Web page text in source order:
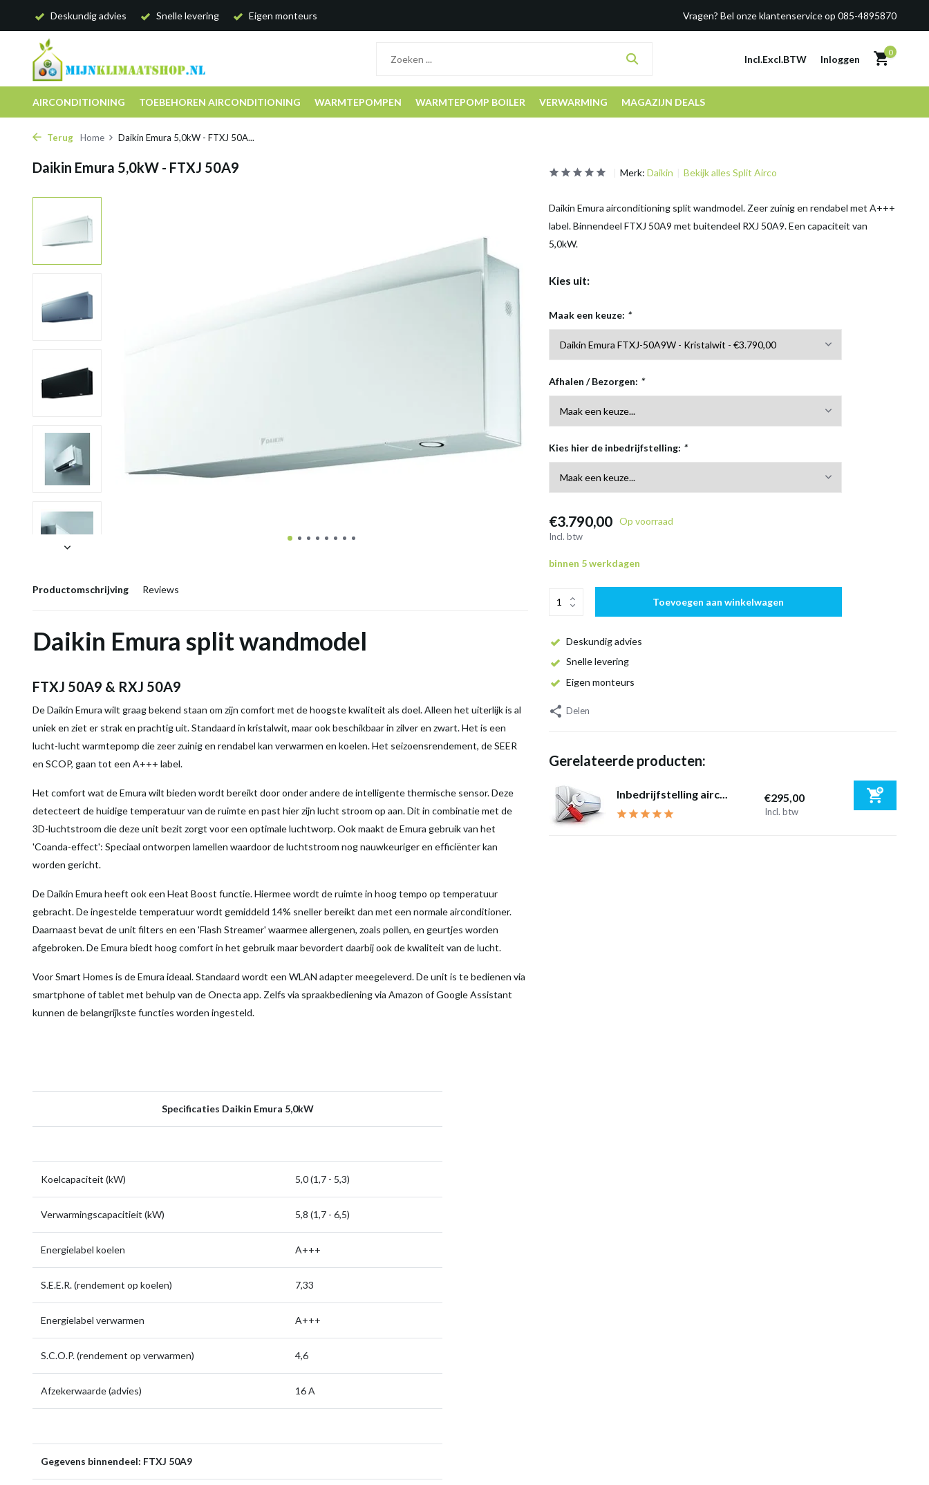
Deskundig advies Snelle levering Eigen monteurs Vragen? Bel onze klantenservice op 085-4895870
Incl.Excl.BTW Inloggen
0
AIRCONDITIONING TOEBEHOREN AIRCONDITIONING WARMTEPOMPEN WARMTEPOMP BOILER VERWARMING MAGAZIJN DEALS
Terug Home Daikin Emura 5,0kW - FTXJ 50A...
Daikin Emura 5,0kW - FTXJ 50A9
Productomschrijving Reviews
Daikin Emura split wandmodel
FTXJ 50A9 & RXJ 50A9
De Daikin Emura wilt graag bekend staan om zijn comfort met de hoogste kwaliteit als doel. Alleen het uiterlijk is al
uniek en ziet er strak en prachtig uit. Standaard in kristalwit, maar ook beschikbaar in zilver en zwart. Het is een
lucht-lucht warmtepomp die zeer zuinig en rendabel kan verwarmen en koelen. Het seizoensrendement, de SEER
en SCOP, gaan tot een A+++ label.
Het comfort wat de Emura wilt bieden wordt bereikt door onder andere de intelligente thermische sensor. Deze
detecteert de huidige temperatuur van de ruimte en past hier zijn lucht stroom op aan. Dit in combinatie met de
3D-luchtstroom die deze unit bezit zorgt voor een optimale luchtworp. Ook maakt de Emura gebruik van het
'Coanda-effect': Speciaal ontworpen lamellen waardoor de luchtstroom nog nauwkeuriger en efficiënter kan
worden gericht.
De Daikin Emura heeft ook een Heat Boost functie. Hiermee wordt de ruimte in hoog tempo op temperatuur
gebracht. De ingestelde temperatuur wordt gemiddeld 14% sneller bereikt dan met een normale airconditioner.
Daarnaast bevat de unit filters en een 'Flash Streamer' waarmee allergenen, zoals pollen, en geurtjes worden
afgebroken. De Emura biedt hoog comfort in het gebruik maar bevordert daarbij ook de kwaliteit van de lucht.
Voor Smart Homes is de Emura ideaal. Standaard wordt een WLAN adapter meegeleverd. De unit is te bedienen via
smartphone of tablet met behulp van de Onecta app. Zelfs via spraakbediening via Amazon of Google Assistant
kunnen de belangrijkste functies worden ingesteld.
Specificaties Daikin Emura 5,0kW
Koelcapaciteit (kW) 5,0 (1,7 - 5,3)
Verwarmingscapacitieit (kW) 5,8 (1,7 - 6,5)
Energielabel koelen A+++
S.E.E.R. (rendement op koelen) 7,33
Energielabel verwarmen A+++
S.C.O.P. (rendement op verwarmen) 4,6
Afzekerwaarde (advies) 16 A
Gegevens binnendeel: FTXJ 50A9
Merk: Daikin Bekijk alles Split Airco
Daikin Emura airconditioning split wandmodel. Zeer zuinig en rendabel met A+++
label. Binnendeel FTXJ 50A9 met buitendeel RXJ 50A9. Een capaciteit van
5,0kW.
Kies uit:
Maak een keuze: *
Afhalen / Bezorgen: *
Kies hier de inbedrijfstelling: *
€3.790,00 Op voorraad
Incl. btw
binnen 5 werkdagen
Toevoegen aan winkelwagen
Deskundig advies
Snelle levering
Eigen monteurs
Delen
Gerelateerde producten:
Inbedrijfstelling airc... €295,00
Incl. btw